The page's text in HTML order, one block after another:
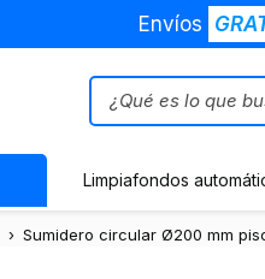
Envíos
Limpiafondos
› Sumidero circular Ø200 mm